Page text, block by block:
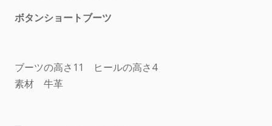
ボタンショートブーツ
ブーツの高さ11 ヒールの高さ4
素材 牛革